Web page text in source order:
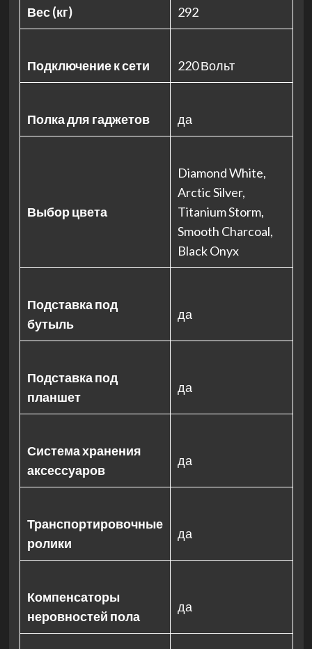
Вес (кг) 292
Подключение к сети 220 Вольт
Полка для гаджетов да
Выбор цвета
Diamond White,
Arctic Silver,
Titanium Storm,
Smooth Charcoal,
Black Onyx
Подставка под
бутыль
да
Подставка под
планшет
да
Система хранения
аксессуаров
да
Транспортировочные
ролики
да
Компенсаторы
неровностей пола
да